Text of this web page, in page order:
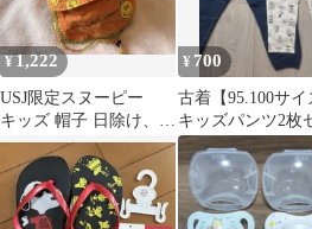
¥1,222
USJ限定スヌーピー
キッズ 帽子 日除け、あ
ご紐付き
¥ 700
古着【95.100サイ
キッズパンツ2枚
スヌーピー 無地
ビー